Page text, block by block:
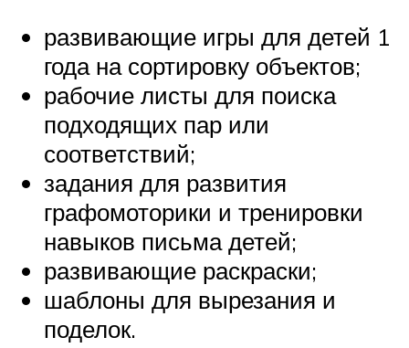
развивающие игры для детей 1
года на сортировку объектов;
рабочие листы для поиска
подходящих пар или
соответствий;
задания для развития
графомоторики и тренировки
навыков письма детей;
развивающие раскраски;
шаблоны для вырезания и
поделок.